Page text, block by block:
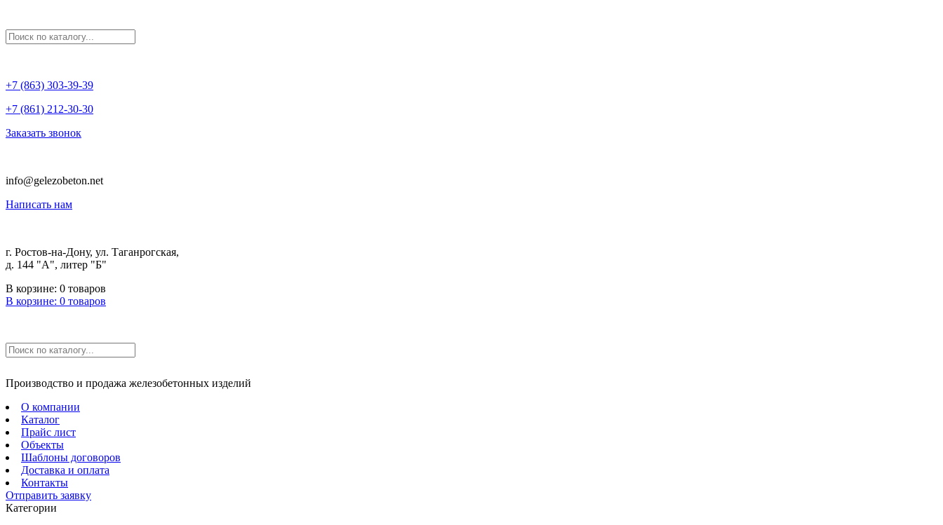
+7 (863) 303-39-39
+7 (861) 212-30-30
Заказать звонок
info@gelezobeton.net
Написать нам
г. Ростов-на-Дону, ул. Таганрогская,
д. 144 "А", литер "Б"
В корзине: 0 товаров
В корзине: 0 товаров
Производство и продажа железобетонных изделий
О компании
Каталог
Прайс лист
Объекты
Шаблоны договоров
Доставка и оплата
Контакты
Отправить заявку
Категории